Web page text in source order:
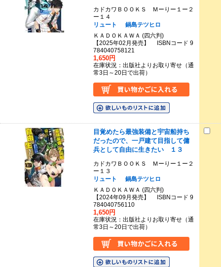
カドカワＢＯＯＫＳ Ｍーりー１ー２
ー１４
リュート
鍋島テツヒロ
ＫＡＤＯＫＡＷＡ (四六判)
【2025年02月発売】 ISBNコード 9
784040758121
1,650円
在庫状況：出版社よりお取り寄せ（通
常3日～20日で出荷）
目覚めたら最強装備と宇宙船持ち
だったので、一戸建て目指して傭
兵として自由に生きたい １３
カドカワＢＯＯＫＳ Ｍーりー１ー２
ー１３
リュート
鍋島テツヒロ
ＫＡＤＯＫＡＷＡ (四六判)
【2024年09月発売】 ISBNコード 9
784040756110
1,650円
在庫状況：出版社よりお取り寄せ（通
常3日～20日で出荷）